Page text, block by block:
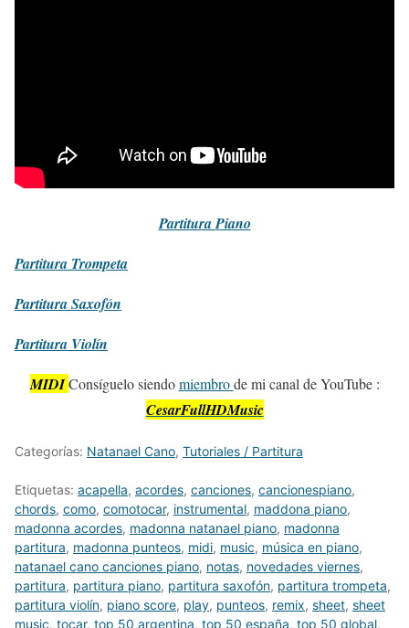
PartituraPiano
Partitura Trompeta
PartituraSaxofón
Partitura Violín
MIDI Consíguelo siendomiembrode mi canal de YouTube :
CesarFullHDMusic
Categorías: Natanael Cano, Tutoriales / Partitura
Etiquetas: acapella, acordes, canciones, cancionespiano,
chords, como, comotocar, instrumental, maddona piano,
madonna acordes, madonna natanael piano, madonna
partitura, madonna punteos, midi, music, música en piano,
natanael cano canciones piano, notas, novedades viernes,
partitura, partitura piano, partitura saxofón, partitura trompeta,
partitura violín, piano score, play, punteos, remix, sheet, sheet
music, tocar, top 50 argentina, top 50 españa, top 50 global,